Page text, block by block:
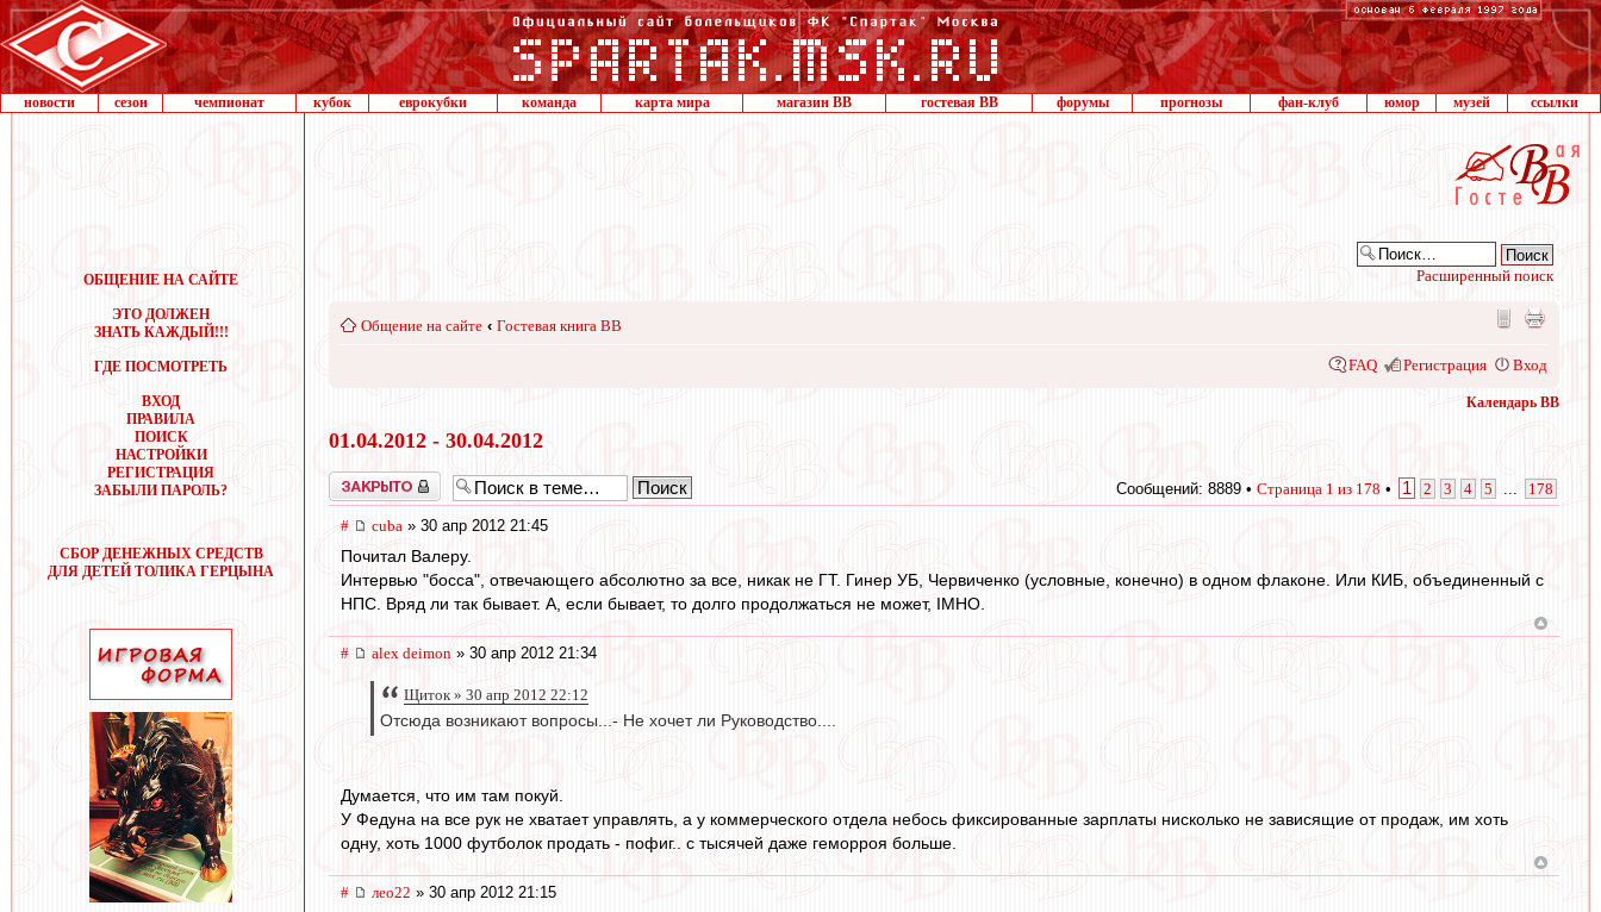
новости сезон чемпионат кубок еврокубки команда карта мира магазин ВВ гостевая ВВ форумы прогнозы фан-клуб юмор музей ссылки
ОБЩЕНИЕ НА САЙТЕ
ЭТО ДОЛЖЕН
ЗНАТЬ КАЖДЫЙ!!!
ГДЕ ПОСМОТРЕТЬ
ВХОД
ПРАВИЛА
ПОИСК
НАСТРОЙКИ
РЕГИСТРАЦИЯ
ЗАБЫЛИ ПАРОЛЬ?
СБОР ДЕНЕЖНЫХ СРЕДСТВ
ДЛЯ ДЕТЕЙ ТОЛИКА ГЕРЦЫНА
Расширенный поиск
Общение на сайте ‹ Гостевая книга ВВ
FAQ Регистрация Вход
Календарь ВВ
01.04.2012 - 30.04.2012
Закрыто Сообщений: 8889 • Страница 1 из 178 • 1 2 3 4 5 178
# cuba » 30 апр 2012 21:45
Почитал Валеру.
Интервью "босса", отвечающего абсолютно за все, никак не ГТ. Гинер УБ, Червиченко (условные, конечно) в одном флаконе. Или КИБ, объединенный с
НПС. Вряд ли так бывает. А, если бывает, то долго продолжаться не может, IMHO.
# alex deimon » 30 апр 2012 21:34
Щиток » 30 апр 2012 22:12
Отсюда возникают вопросы...- Не хочет ли Руководство....
Думается, что им там покуй.
У Федуна на все рук не хватает управлять, а у коммерческого отдела небось фиксированные зарплаты нисколько не зависящие от продаж, им хоть
одну, хоть 1000 футболок продать - пофиг.. с тысячей даже геморроя больше.
# лео22 » 30 апр 2012 21:15